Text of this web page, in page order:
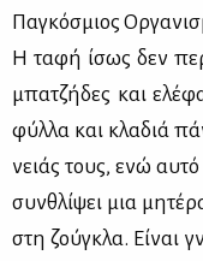
Πα­γκό­σμιος
Η τα­φή ίσως δεν
μπα­τζή­δες και
φύλ­λα και κλα­διά
νειάς τους, ενώ
συν­θλί­ψει μια
στη ζού­γκλα. Εί­ναι